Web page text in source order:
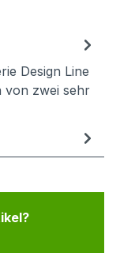
Design Line
von zwei sehr